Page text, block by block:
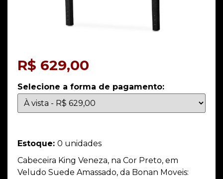
R$ 629,00
Selecione a forma de pagamento:
Estoque: 0 unidades
Cabeceira King Veneza, na Cor Preto, em
Veludo Suede Amassado, da Bonan Moveis: